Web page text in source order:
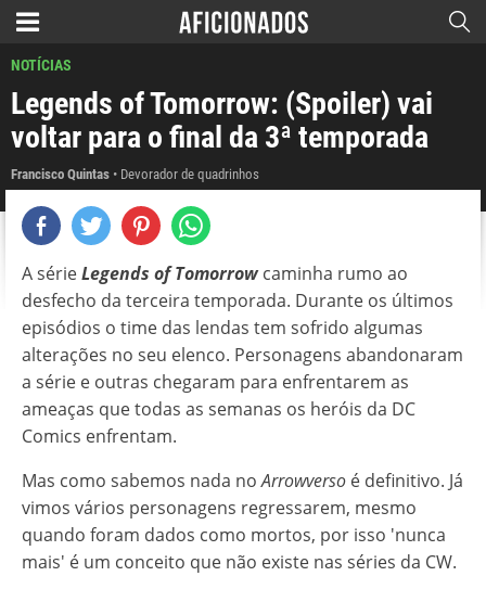
NOTÍCIAS
Legends of Tomorrow: (Spoiler) vai
voltar para o final da 3ª temporada
Francisco Quintas Devorador de quadrinhos
A sérieLegends of Tomorrowcaminha rumo ao
desfecho da terceira temporada. Durante os últimos
episódios o time das lendas tem sofrido algumas
alterações no seu elenco. Personagens abandonaram
a série e outras chegaram para enfrentarem as
ameaças que todas as semanas os heróis da DC
Comics enfrentam.
Mas como sabemos nada noArrowverso é definitivo. Já
vimos vários personagens regressarem, mesmo
quando foram dados como mortos, por isso 'nunca
mais' é um conceito que não existe nas séries da CW.